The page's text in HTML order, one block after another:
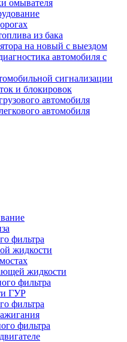
омывателя
из бака
на новый с выездом
автомобиля с
сигнализации
и блокировок
автомобиля
автомобиля
фильтра
жидкости
жидкости
фильтра
ГУР
фильтра
фильтра